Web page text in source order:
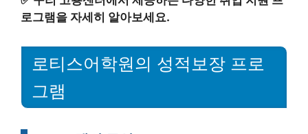
로그램을 자세히 알아보세요.
로티스어학원의 성적보장 프로
그램